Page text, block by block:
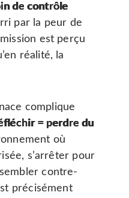
de contrôle
par la peur de
est perçu
réalité, la
complique
= perdre du
où
s’arrêter pour
contre-
précisément